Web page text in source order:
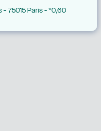
- 75015 Paris - *0,60